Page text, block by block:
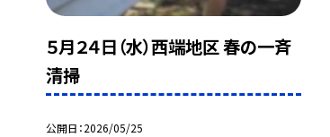
５月２４日（水）西端地区 春の一斉
清掃
公開日 2026/05/25